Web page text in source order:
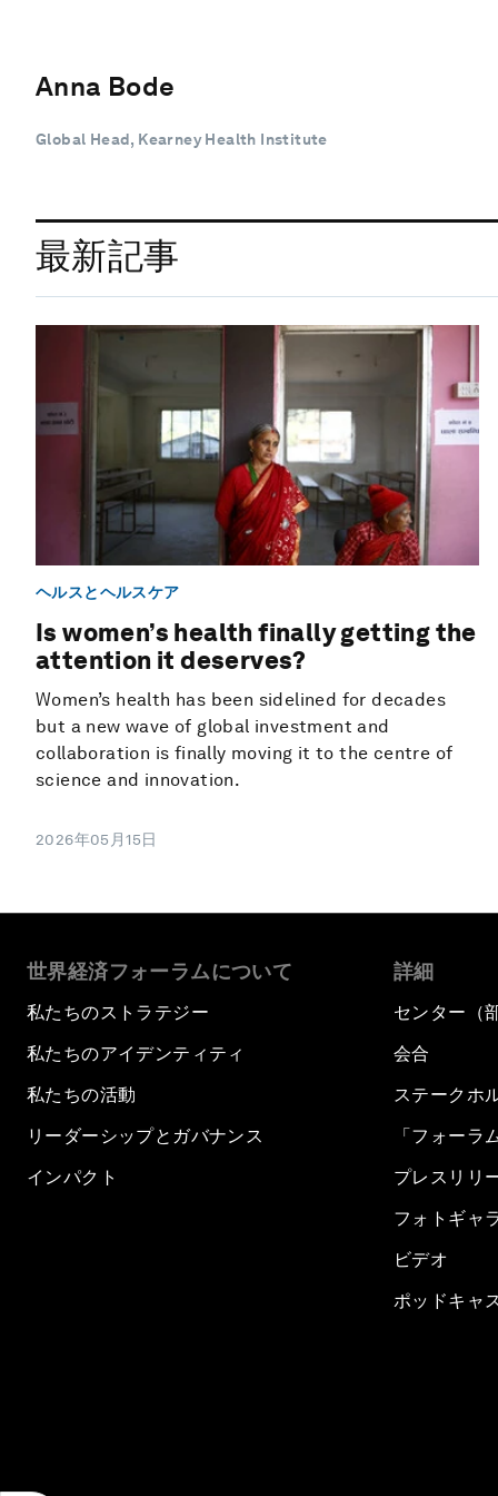
Anna Bode
Global Head, Kearney Health Institute
最新記事
ヘルスとヘルスケア
Is women’s health finally getting the
attention it deserves?
Women’s health has been sidelined for decades
but a new wave of global investment and
collaboration is finally moving it to the centre of
science and innovation.
2026年05月15日
世界経済フォーラムについて
私たちのストラテジー
私たちのアイデンティティ
私たちの活動
リーダーシップとガバナンス
インパクト
詳細
センター（
会合
ステークホ
「フォーラ
プレスリリ
フォトギャ
ビデオ
ポッドキャ